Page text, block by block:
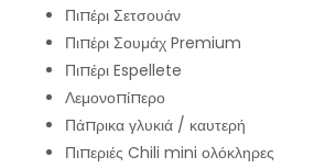
Πιπέρι Σετσουάν
Πιπέρι Σουμάχ Premium
Πιπέρι Espellete
Λεμονοπίπερο
Πάπρικα γλυκιά / καυτερή
Πιπεριές Chili mini ολόκληρες